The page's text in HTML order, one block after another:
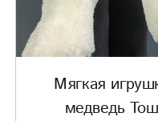
Мягкая игрушка
Ми» пилот